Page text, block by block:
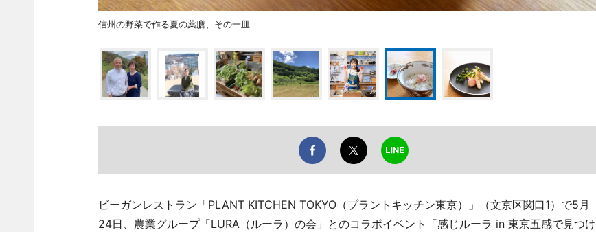
信州の野菜で作る夏の薬膳、その一皿
ビーガンレストラン「PLANT KITCHEN TOKYO（プラントキッチン東京）」（文京区関口1）で5月
24日、農業グループ「LURA（ルーラ）の会」とのコラボイベント「感じルーラ in 東京五感で見つけ